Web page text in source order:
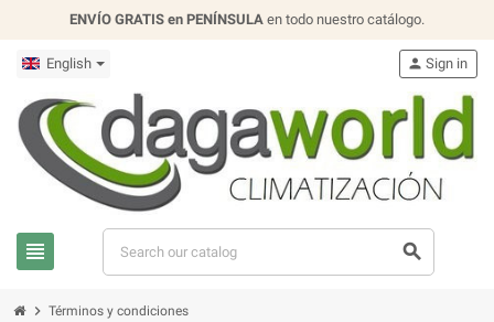
ENVÍO GRATIS en PENÍNSULA en todo nuestro catálogo.
English
view_headline search
person Sign in
chevron_right Términos y condiciones